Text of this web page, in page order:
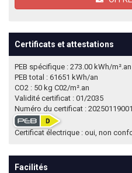
Certificats et attestations
PEB spécifique : 273.00 kWh/m².an
PEB total : 61651 kWh/an
CO2 : 50 kg C02/m².an
Validité certificat : 01/2035
Numéro du certificat :
Certificat électrique : oui, non
Facilités